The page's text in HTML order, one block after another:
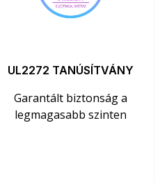
UL2272 TANÚSÍTVÁNY
Garantált biztonság a
legmagasabb szinten